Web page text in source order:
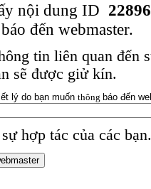
nội dung ID
đến webmaster.
tin liên quan đến
sẽ được giử kín.
lý do bạn muốn thông báo đến
hợp tác của các bạn.